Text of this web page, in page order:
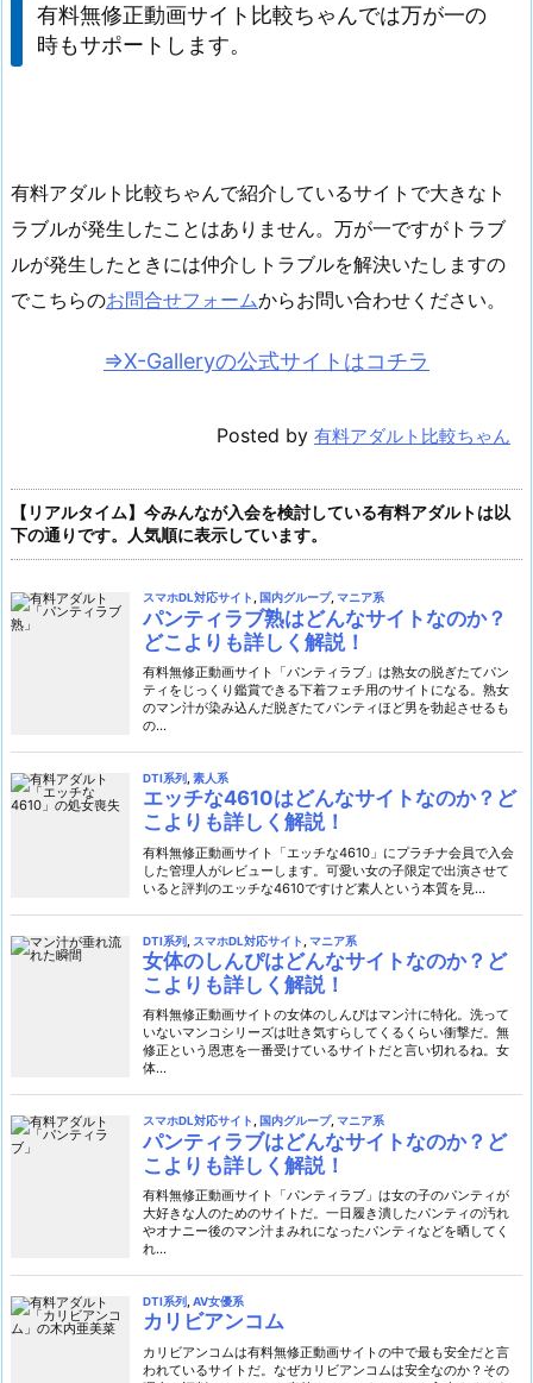
有料無修正動画サイト比較ちゃんでは万が一の
時もサポートします。
有料アダルト比較ちゃんで紹介しているサイトで大きなト
ラブルが発生したことはありません。万が一ですがトラブ
ルが発生したときには仲介しトラブルを解決いたしますの
でこちらのお問合せフォームからお問い合わせください。
⇒X-Galleryの公式サイトはコチラ
Posted by 有料アダルト比較ちゃん
【リアルタイム】今みんなが入会を検討している有料アダルトは以
下の通りです。人気順に表示しています。
スマホDL対応サイト , 国内グループ,マニア系
パンティラブ熟はどんなサイトなのか？
どこよりも詳しく解説！
有料無修正動画サイト「パンティラブ」は熟女の脱ぎたてパン
ティをじっくり鑑賞できる下着フェチ用のサイトになる。熟女
のマン汁が染み込んだ脱ぎたてパンティほど男を勃起させるも
の...
DTI系列 ,素人系
エッチな4610はどんなサイトなのか？ど
こよりも詳しく解説！
有料無修正動画サイト「エッチな4610」にプラチナ会員で入会
した管理人がレビューします。可愛い女の子限定で出演させて
いると評判のエッチな4610ですけど素人という本質を見...
DTI系列 スマホDL対応サイト ,マニア系
女体のしんぴはどんなサイトなのか？ど
こよりも詳しく解説！
有料無修正動画サイトの女体のしんぴはマン汁に特化。洗って
いないマンコシリーズは吐き気すらしてくるくらい衝撃だ。無
修正という恩恵を一番受けているサイトだと言い切れるね。女
体...
スマホDL対応サイト 国内グループ,マニア系
パンティラブはどんなサイトなのか？ど
こよりも詳しく解説！
有料無修正動画サイト「パンティラブ」は女の子のパンティが
大好きな人のためのサイトだ。一日履き潰したパンティの汚れ
やオナニー後のマン汁まみれになったパンティなどを晒してく
れ...
DTI系列 ,AV女優系
カリビアンコム
カリビアンコムは有料無修正動画サイトの中で最も安全だと言
われているサイトだ。なぜカリビアンコムは安全なのか？その